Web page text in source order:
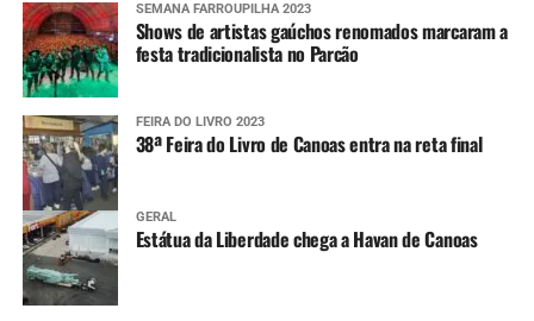
SEMANA FARROUPILHA 2023
Shows de artistas gaúchos renomados marcaram a
festa tradicionalista no Parcão
FEIRA DO LIVRO 2023
38ª Feira do Livro de Canoas entra na reta final
GERAL
Estátua da Liberdade chega a Havan de Canoas